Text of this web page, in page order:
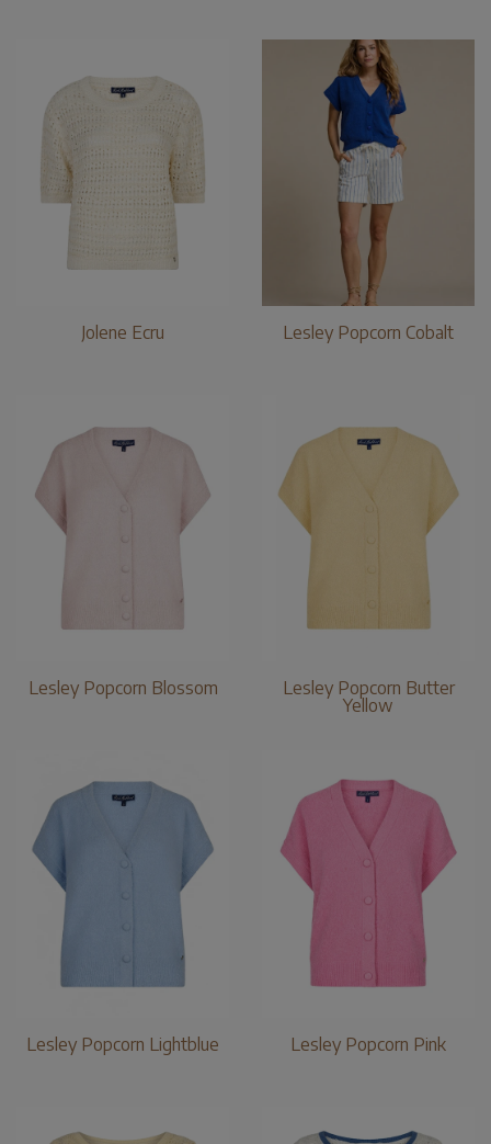
Jolene Ecru Lesley Popcorn Cobalt
Lesley Popcorn Blossom
Lesley Popcorn Butter
Yellow
Lesley Popcorn Lightblue Lesley Popcorn Pink